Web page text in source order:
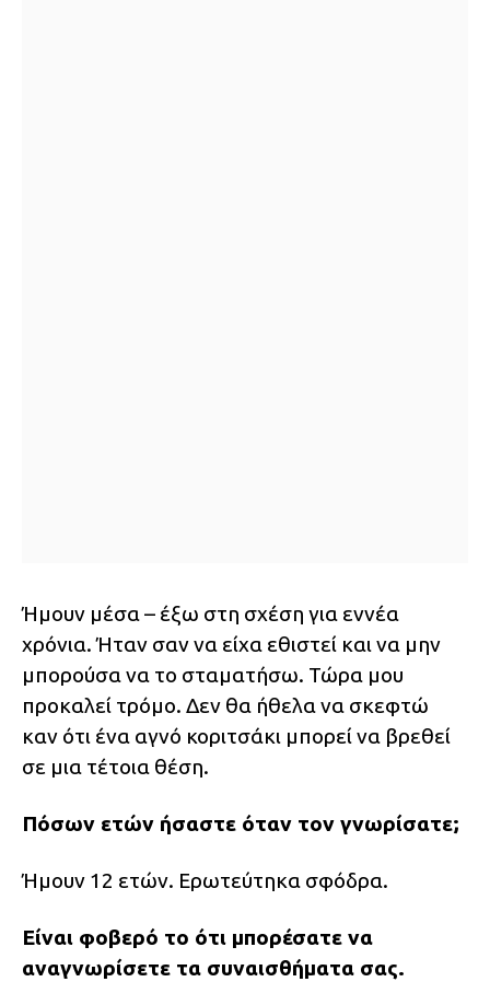
Ήμουν μέσα – έξω στη σχέση για εννέα
χρόνια. Ήταν σαν να είχα εθιστεί και να μην
μπορούσα να το σταματήσω. Τώρα μου
προκαλεί τρόμο. Δεν θα ήθελα να σκεφτώ
καν ότι ένα αγνό κοριτσάκι μπορεί να βρεθεί
σε μια τέτοια θέση.
Πόσων ετών ήσαστε όταν τον γνωρίσατε;
Ήμουν 12 ετών. Ερωτεύτηκα σφόδρα.
Είναι φοβερό το ότι μπορέσατε να
αναγνωρίσετε τα συναισθήματα σας.